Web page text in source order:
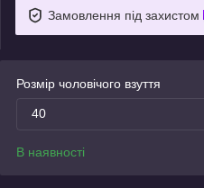
Замовлення під захистом
Розмір чоловічого взуття
40
В наявності